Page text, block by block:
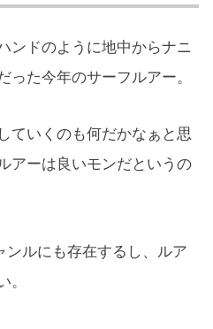
ンドのように地中からナニ
った今年のサーフルアー。
ていくのも何だかなぁと思
ーは良いモンだというの
ンルにも存在するし、ルア
。